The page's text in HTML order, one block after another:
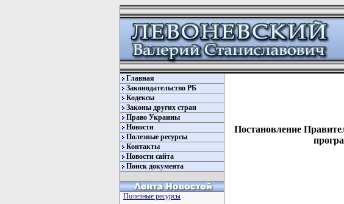
Главная
Законодательство РБ
Кодексы
Законы других стран
Право Украины
Новости
Полезные ресурсы
Контакты
Новости сайта
Поиск документа
Полезные ресурсы
Постановление